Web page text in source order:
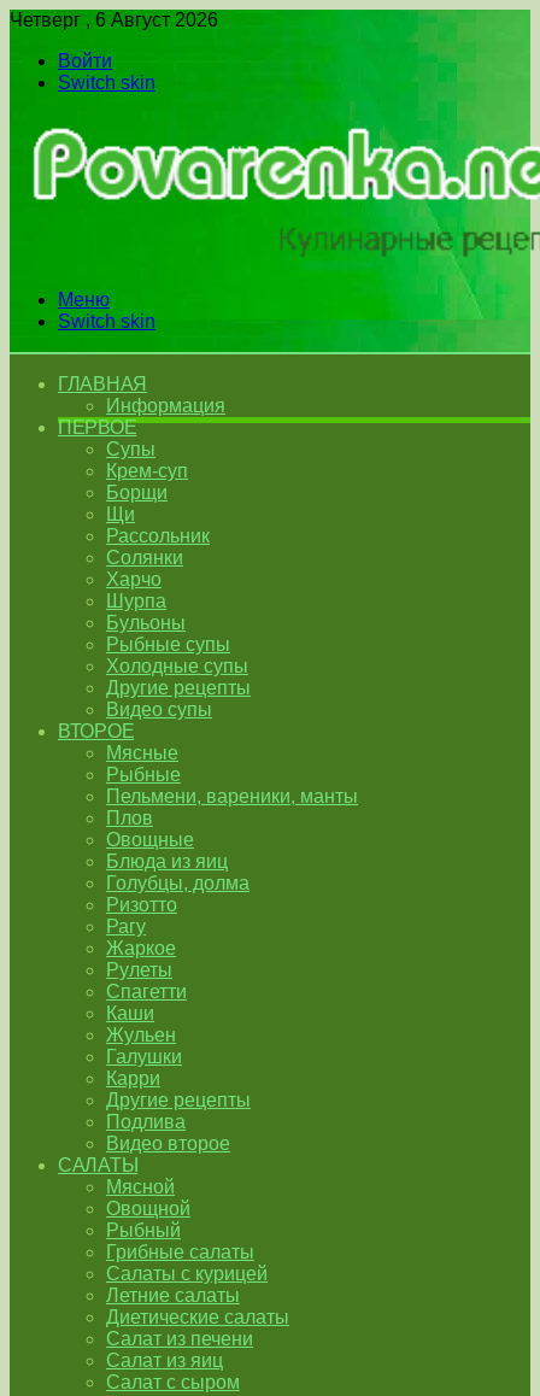
Четверг , 6 Август 2026
Войти
Switch skin
Меню
Switch skin
ГЛАВНАЯ
Информация
ПЕРВОЕ
Супы
Крем-суп
Борщи
Щи
Рассольник
Солянки
Харчо
Шурпа
Бульоны
Рыбные супы
Холодные супы
Другие рецепты
Видео супы
ВТОРОЕ
Мясные
Рыбные
Пельмени, вареники, манты
Плов
Овощные
Блюда из яиц
Голубцы, долма
Ризотто
Рагу
Жаркое
Рулеты
Спагетти
Каши
Жульен
Галушки
Карри
Другие рецепты
Подлива
Видео второе
САЛАТЫ
Мясной
Овощной
Рыбный
Грибные салаты
Салаты с курицей
Летние салаты
Диетические салаты
Салат из печени
Салат из яиц
Салат с сыром